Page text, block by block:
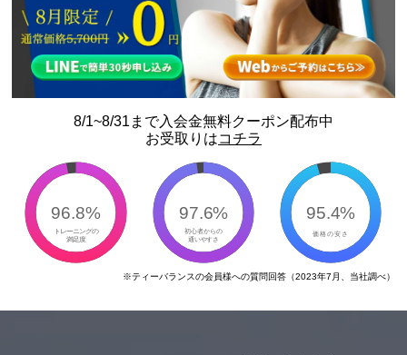
8/1~8/31まで入会金無料クーポン配布中
お受取りはコチラ
96.8%
トレーニングの
満足度
97.6%
初心者からの
通いやすさ
95.4%
価格の安さ
※ティーバランスの会員様への質問回答（2023年7月、当社調べ）